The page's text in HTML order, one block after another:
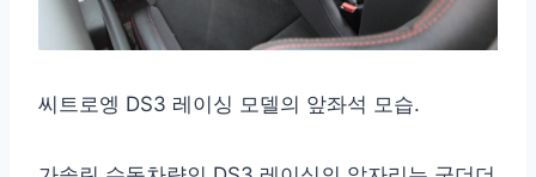
씨트로엥 DS3 레이싱 모델의 앞좌석 모습.